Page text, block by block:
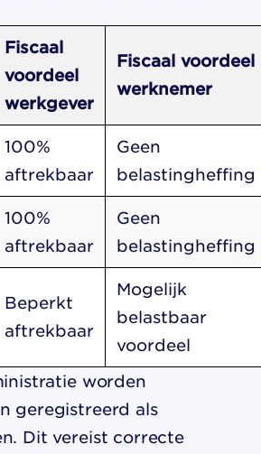
Fiscaal
voordeel
werkgever
Fiscaal voordeel
werknemer
100%
aftrekbaar
Geen
belastingheffing
100%
aftrekbaar
Geen
belastingheffing
Beperkt
aftrekbaar
Mogelijk
belastbaar
voordeel
worden
geregistreerd als
Dit vereist correcte